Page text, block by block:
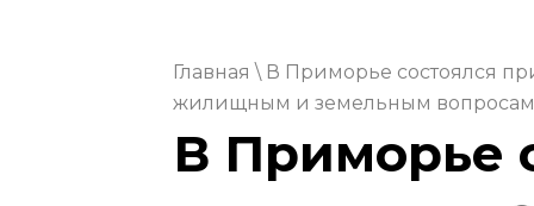
Главная \ В Приморье состоялся
жилищным и земельным вопросам
В Приморье